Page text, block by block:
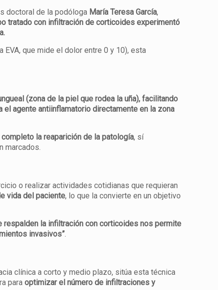
doctoral de la podóloga María Teresa García,
tratado con infiltración de corticoides experimentó
que mide el dolor entre 0 y 10), esta
(zona de la piel que rodea la uña), facilitando
el agente antiinflamatorio directamente en la zona
la reaparición de la patología, sí
marcados.
o realizar actividades cotidianas que requieran
vida del paciente, lo que la convierte en un objetivo
respalden la infiltración con corticoides nos permite
invasivos”.
clínica a corto y medio plazo, sitúa esta técnica
paraoptimizar el número de infiltraciones y